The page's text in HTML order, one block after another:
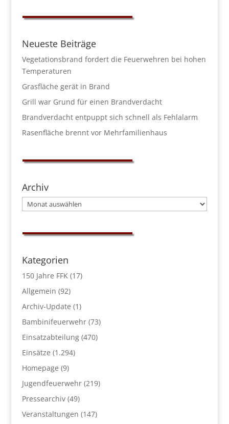
Neueste Beiträge
Vegetationsbrand fordert die Feuerwehren bei hohen
Temperaturen
Grasfläche gerät in Brand
Grill war Grund für einen Brandverdacht
Brandverdacht entpuppt sich schnell als Fehlalarm
Rasenfläche brennt vor Mehrfamilienhaus
Archiv
Archiv
Kategorien
150 Jahre FFK(17)
Allgemein (92)
Archiv-Update (1)
Bambinifeuerwehr(73)
Einsatzabteilung(470)
Einsätze (1.294)
Homepage (9)
Jugendfeuerwehr(219)
Pressearchiv(49)
Veranstaltungen (147)